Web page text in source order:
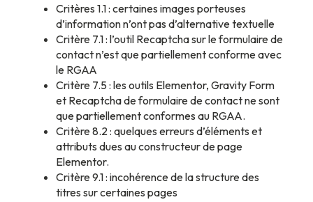
Critères 1.1 : certaines images porteuses
d’information n’ont pas d’alternative textuelle
Critère 7.1 : l’outil Recaptcha sur le formulaire de
contact n’est que partiellement conforme avec
le RGAA
Critère 7.5 : les outils Elementor, Gravity Form
et Recaptcha de formulaire de contact ne sont
que partiellement conformes au RGAA.
Critère 8.2 : quelques erreurs d’éléments et
attributs dues au constructeur de page
Elementor.
Critère 9.1 : incohérence de la structure des
titres sur certaines pages